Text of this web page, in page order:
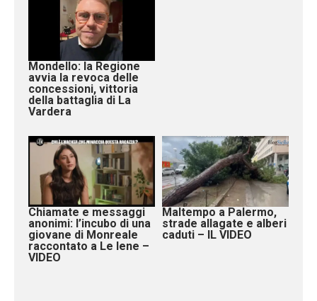
Mondello: la Regione
avvia la revoca delle
concessioni, vittoria
della battaglia di La
Vardera
Chiamate e messaggi
anonimi: l’incubo di una
giovane di Monreale
raccontato a Le Iene –
VIDEO
Maltempo a Palermo,
strade allagate e alberi
caduti – IL VIDEO